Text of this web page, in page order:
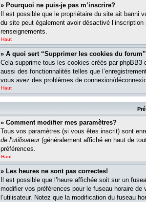
» Pourquoi ne puis-je pas m’inscrire?
Il est possible que le propriétaire du site ait banni
du site peut également avoir désactivé
renseignements.
Haut
» A quoi sert “Supprimer les cookies du
Cela supprime tous les cookies créés par
aussi des fonctionnalités telles que
vous avez des problèmes de connexion/
Haut
» Comment modifier mes paramètres?
Tous vos paramètres (si vous êtes inscrit) sont
de l’utilisateur(généralement affiché en haut de
préférences.
Haut
» Les heures ne sont pas correctes!
Il est possible que l’heure affichée soit sur un
modifier vos préférences pour le fuseau horaire
l’utilisateur. Notez que la modification du fuseau